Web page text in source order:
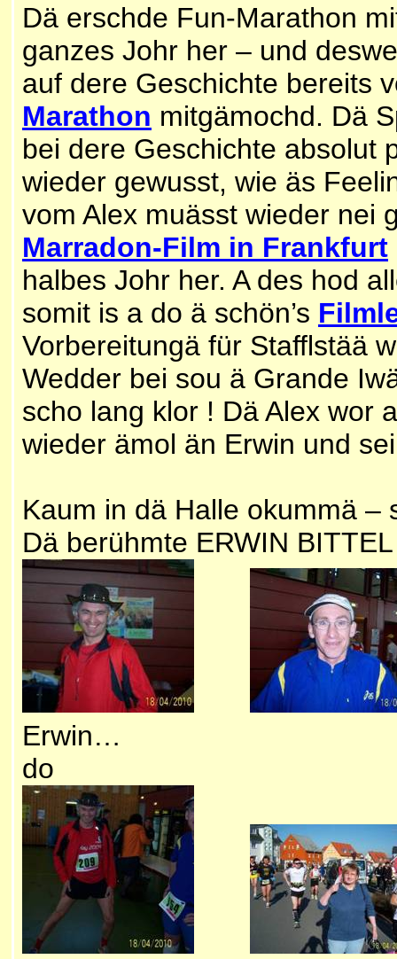
Dä erschde Fun-Marathon
ganzes Johr her – und
auf dere Geschichte bereits
Marathon mitgämochd. Dä
bei dere Geschichte absolut
wieder gewusst, wie äs
vom Alex muässt wieder nei
Marradon-Film in Frankfurt
halbes Johr her. A des hod
somit is a do ä schön’s
Vorbereitungä für Stafflstää
Wedder bei sou ä Grande
scho lang klor ! Dä Alex wor
wieder ämol än Erwin und
Kaum in dä Halle okummä –
Dä berühmte ERWIN BITTEL
Erwin… …und a
do